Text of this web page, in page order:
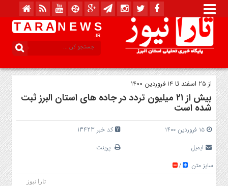
T A R A N E W S
.IR
از 25 اسفند تا 14 فروردین 1400
بیش از ۲۱ میلیون تردد در جاده های استان البرز ثبت
شده است
۱۵ فروردین ۱۴۰۰
کد خبر 13423
ایمیل
پرینت
سایز متن
/
تارا نیوز